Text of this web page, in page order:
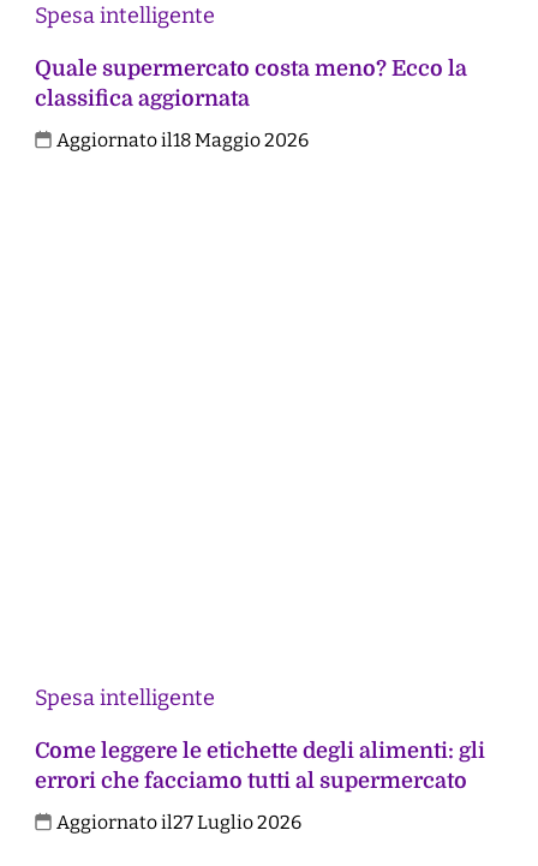
Spesa intelligente
Quale supermercato costa meno? Ecco la
classifica aggiornata
Aggiornato il18 Maggio 2026
Spesa intelligente
Come leggere le etichette degli alimenti: gli
errori che facciamo tutti al supermercato
Aggiornato il27 Luglio 2026